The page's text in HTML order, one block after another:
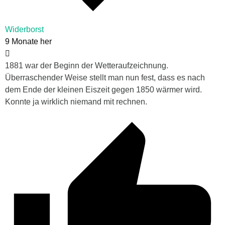
Widerborst
9 Monate her
1881 war der Beginn der Wetteraufzeichnung.
Überraschender Weise stellt man nun fest, dass es nach
dem Ende der kleinen Eiszeit gegen 1850 wärmer wird.
Konnte ja wirklich niemand mit rechnen.